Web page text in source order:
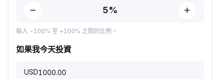
輸入 -100% 至 +100% 之間的比例。
如果我今天投資
USD